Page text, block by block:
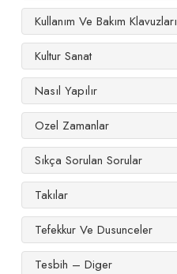
Kullanım Ve Bakım Klavuzları
Kultur Sanat
Nasıl Yapılır
Ozel Zamanlar
Sıkça Sorulan Sorular
Takılar
Tefekkur Ve Dusunceler
Tesbih – Diger